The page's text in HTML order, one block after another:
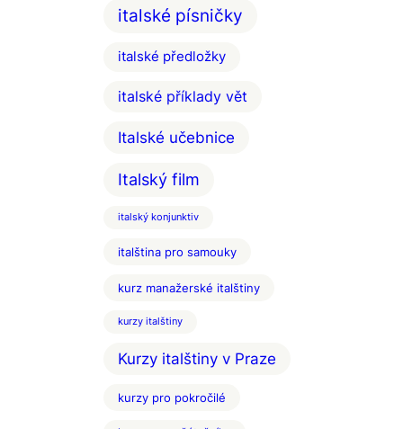
italské písničky
italské předložky
italské příklady vět
Italské učebnice
Italský film
italský konjunktiv
italština pro samouky
kurz manažerské italštiny
kurzy italštiny
Kurzy italštiny v Praze
kurzy pro pokročilé